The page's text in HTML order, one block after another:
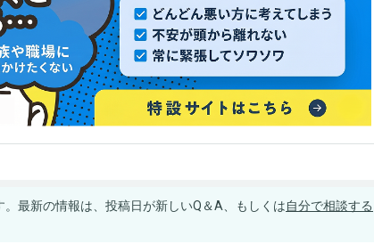
最新の情報は、投稿日が新しいQ＆A、もしくは自分で相談する